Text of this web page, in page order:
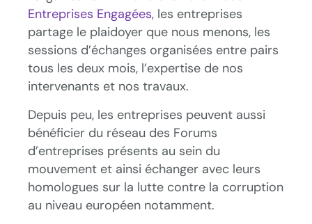
Entreprises Engagées, les entreprises
partage le plaidoyer que nous menons, les
sessions d’échanges organisées entre pairs
tous les deux mois, l’expertise de nos
intervenants et nos travaux.
Depuis peu, les entreprises peuvent aussi
bénéficier du réseau des Forums
d’entreprises présents au sein du
mouvement et ainsi échanger avec leurs
homologues sur la lutte contre la corruption
au niveau européen notamment.